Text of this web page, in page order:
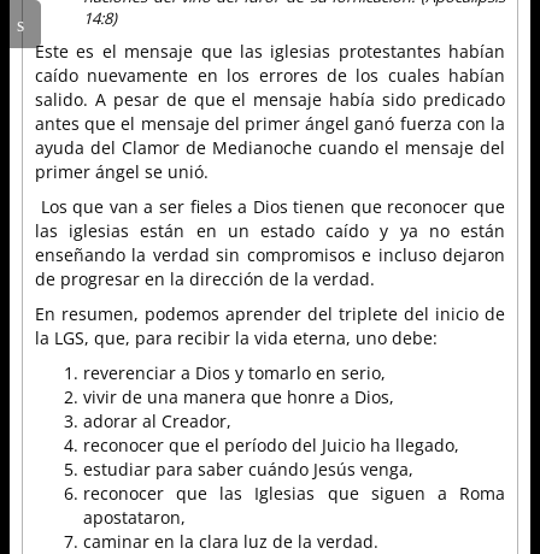
14:8)
Este es el mensaje que las iglesias protestantes habían
caído nuevamente en los errores de los cuales habían
salido. A pesar de que el mensaje había sido predicado
antes que el mensaje del primer ángel ganó fuerza con la
ayuda del Clamor de Medianoche cuando el mensaje del
primer ángel se unió.
Los que van a ser fieles a Dios tienen que reconocer que
las iglesias están en un estado caído y ya no están
enseñando la verdad sin compromisos e incluso dejaron
de progresar en la dirección de la verdad.
En resumen, podemos aprender del triplete del inicio de
la LGS, que, para recibir la vida eterna, uno debe:
reverenciar a Dios y tomarlo en serio,
vivir de una manera que honre a Dios,
adorar al Creador,
reconocer que el período del Juicio ha llegado,
estudiar para saber cuándo Jesús venga,
reconocer que las Iglesias que siguen a Roma
apostataron,
caminar en la clara luz de la verdad.